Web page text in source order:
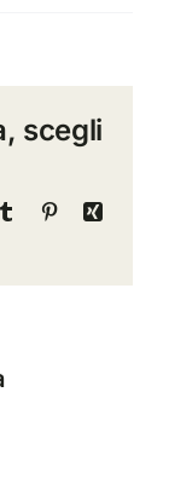
scegli
Tumblr PinterestXing